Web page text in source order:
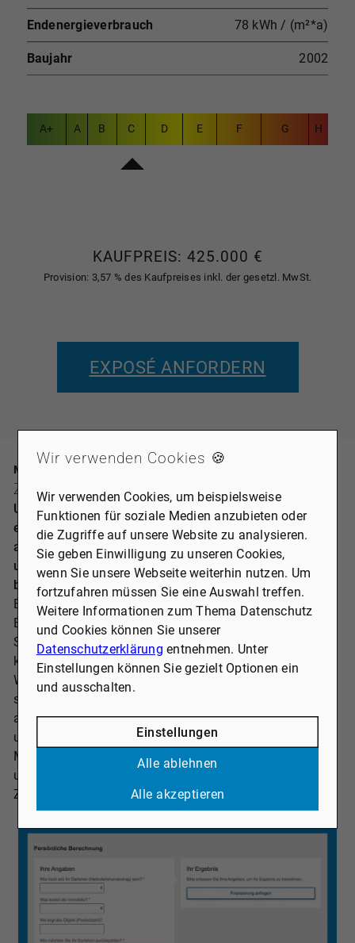
Endenergieverbrauch 78 kWh / (m²*a)
Baujahr 2002
A+ A B C D E F G H
KAUFPREIS: 425.000 €
Provision: 3,57 % des Kaufpreises inkl. der gesetzl. MwSt.
EXPOSÉ ANFORDERN
MYBAUFINANZIERUNG
ZINSINDIKATION
Unser Finanzierung- und Zinsrechner wird Ihnen
exklusiv von unserem Partner MyBaufinanzierung
angeboten. Dieses Tool liefert Ihnen eine erste,
unverbindliche Indikation möglicher Zinssätze –,
basierend auf allgemeinen Marktdaten.
Bitte beachten Sie, dass individuelle Faktoren wie
Bonität, Eigenkapital und persönliche finanzielle
Situation auch zu deutlich besseren Konditionen führen
könnten.
Wir möchten ausdrücklich darauf hinweisen, dass wir
selbst keine persönliche Finanzierungsberatung
anbieten. Für maßgeschneiderte Konditionen und eine
umfassende Beratung wenden Sie sich bitte direkt an
MyBaufinanzierung - nutzen Sie jetzt die Vorteile eines
unabhängigen Finanzierungsberaters mit direktem
Zugang zu einer Vielzahl von Banken.
Wir verwenden Cookies 🍪
Wir verwenden Cookies, um beispielsweise
Funktionen für soziale Medien anzubieten oder
die Zugriffe auf unsere Website zu analysieren.
Sie geben Einwilligung zu unseren Cookies,
wenn Sie unsere Webseite weiterhin nutzen. Um
fortzufahren müssen Sie eine Auswahl treffen.
Weitere Informationen zum Thema Datenschutz
und Cookies können Sie unserer
Datenschutzerklärung entnehmen. Unter
Einstellungen können Sie gezielt Optionen ein
und ausschalten.
Einstellungen
Alle ablehnen
Alle akzeptieren